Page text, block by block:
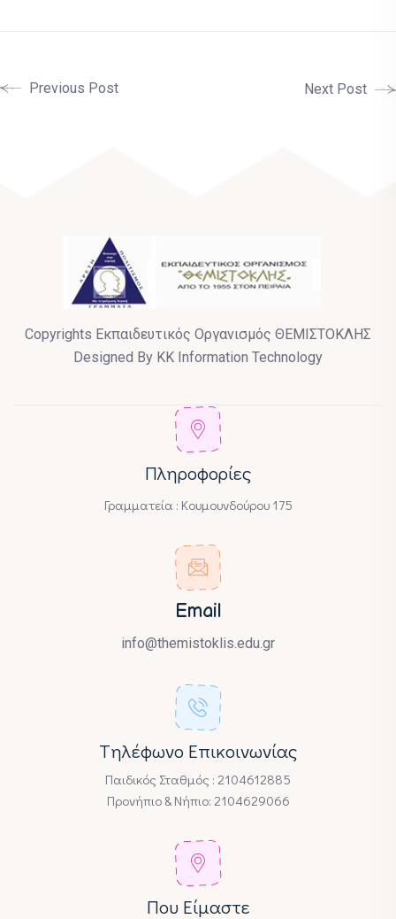
Previous Post Next Post
Copyrights Εκπαιδευτικός Οργανισμός ΘΕΜΙΣΤΟΚΛΗΣ
Designed By KK Information Technology
Πληροφορίες
Γραμματεία : Κουμουνδούρου 175
Email
info@themistoklis.edu.gr
Tηλέφωνο Επικοινωνίας
Παιδικός Σταθμός : 2104612885
Προνήπιο & Νήπιο: 2104629066
Που Είμαστε